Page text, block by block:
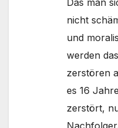
nicht
und
werden
zerstören
es 16
zerstört,
Nachfolger.